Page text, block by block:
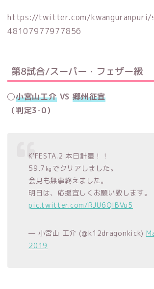
https://twitter.com/
48107977977856
第8試合/スーパー・フェザー級
◯小宮山工介VS郷州征宜
（判定3-0）
K'FESTA.2 本日計量！！
59.7㎏でクリアしました。
会見も無事終えました。
明日は、応援宜しくお願い致します。
pic.twitter.com/RJU6QlBVu5
— 小宮山 工介 (@k12dragonkick)
2019